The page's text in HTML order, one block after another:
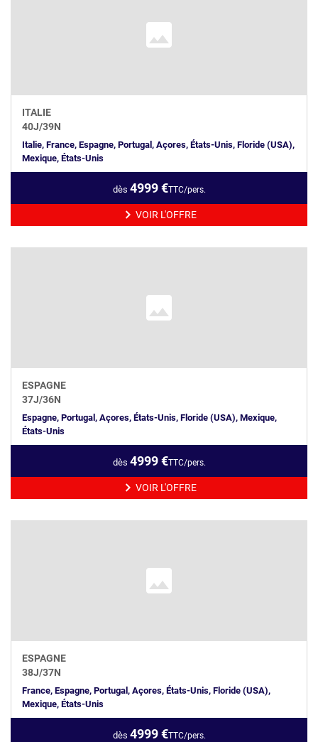
ITALIE
40J/39N
Italie, France, Espagne, Portugal, Açores, États-Unis, Floride (USA),
Mexique, États-Unis
dès 4999€TTC/pers.
VOIR L'OFFRE
ESPAGNE
37J/36N
Espagne, Portugal, Açores, États-Unis, Floride (USA), Mexique,
États-Unis
dès 4999€TTC/pers.
VOIR L'OFFRE
ESPAGNE
38J/37N
France, Espagne, Portugal, Açores, États-Unis, Floride (USA),
Mexique, États-Unis
dès 4999€TTC/pers.